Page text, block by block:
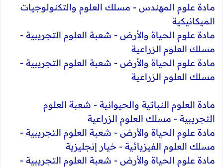
مادة علوم المهندس - مسلك العلوم والتكنولوجيات
الميكانيكية
​مادة علوم الحياة والأرض - شعبة العلوم التجريبية -
مسلك العلوم الزراعية
مادة علوم الحياة والأرض - شعبة العلوم التجريبية -
مسلك العلوم الزراعية
​مادة العلوم النباتية والحيوانية - شعبة العلوم
التجريبية - مسلك العلوم الزراعية
​مادة علوم الحياة والأرض - شعبة العلوم التجريبية -
مسلك العلوم الفيزيائية - خيار إنجليزية
مادة علوم الحياة والأرض - شعبة العلوم التجريبية -